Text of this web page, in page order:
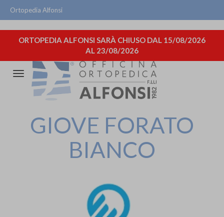
Ortopedia Alfonsi
ORTOPEDIA ALFONSI SARÀ CHIUSO DAL 15/08/2026
AL 23/08/2026
Attiva/disattiva
navigazione
GIOVE FORATO
BIANCO